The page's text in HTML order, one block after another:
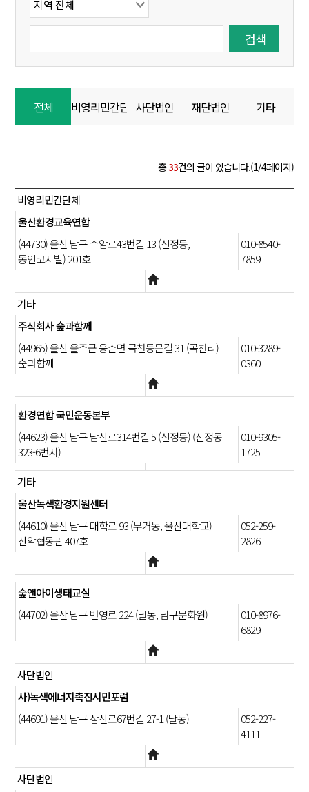
전체 비영리민간단체사단법인 재단법인 기타
총33건의 글이 있습니다.(1/4페이지)
비영리민간단체
울산환경교육연합
(44730) 울산 남구 수암로43번길 13 (신정동,
동인코지빌) 201호
010-8540-
7859
기타
주식회사 숲과함께
(44965) 울산 울주군 웅촌면 곡천동문길 31 (곡천리)
숲과함께
010-3289-
0360
환경연합 국민운동본부
(44623) 울산 남구 남산로314번길 5 (신정동) (신정동
323-6번지)
010-9305-
1725
기타
울산녹색환경지원센터
(44610) 울산 남구 대학로 93 (무거동, 울산대학교)
산악협동관 407호
052-259-
2826
숲앤아이생태교실
(44702) 울산 남구 번영로 224 (달동, 남구문화원)
010-8976-
6829
사단법인
사)녹색에너지촉진시민포럼
(44691) 울산 남구 삼산로67번길 27-1 (달동)
052-227-
4111
사단법인